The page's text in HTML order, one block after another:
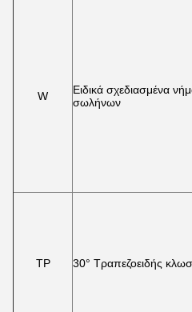
W
Ειδικά σχεδιασμένα
σωλήνων
ΤΡ 30° Τραπεζοειδής